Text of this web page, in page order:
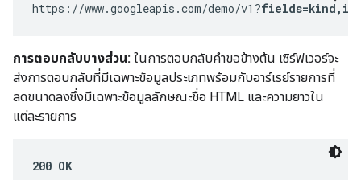
https://www.googleapis.com/demo/v1?
การตอบกลับบางส่วน: ในการตอบกลับคำขอข้างต้น เซิร์ฟเวอร์จะ
ส่งการตอบกลับที่มีเฉพาะข้อมูลประเภทพร้อมกับอาร์เรย์รายการที่
ลดขนาดลงซึ่งมีเฉพาะข้อมูลลักษณะชื่อ HTML และความยาวใน
แต่ละรายการ
200 OK